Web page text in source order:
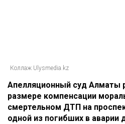
Коллаж Ulysmedia.kz
Апелляционный суд Алматы
размере компенсации
смертельном ДТП на
одной из погибших в аварии